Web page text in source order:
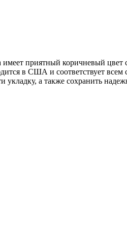
имеет приятный коричневый цвет
в США и соответствует всем
укладку, а также сохранить